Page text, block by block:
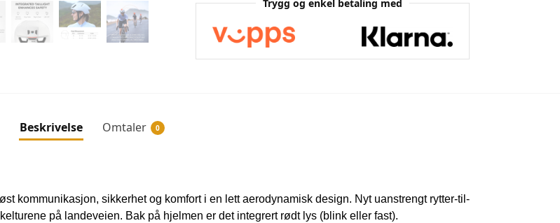
Trygg og enkel betaling med
Beskrivelse Omtaler 0
kommunikasjon, sikkerhet og komfort i en lett aerodynamisk design. Nyt uanstrengt rytter-til-
på landeveien. Bak på hjelmen er det integrert rødt lys (blink eller fast).